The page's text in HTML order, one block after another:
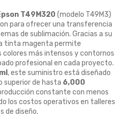
T49M320 (modelo T49M3)
para ofrecer una transferencia
de sublimación. Gracias a su
tinta magenta permite
colores más intensos y contornos
profesional en cada proyecto.
, este suministro está diseñado
superior de hasta 6,000
constante con menos
los costos operativos en talleres
de diseño.